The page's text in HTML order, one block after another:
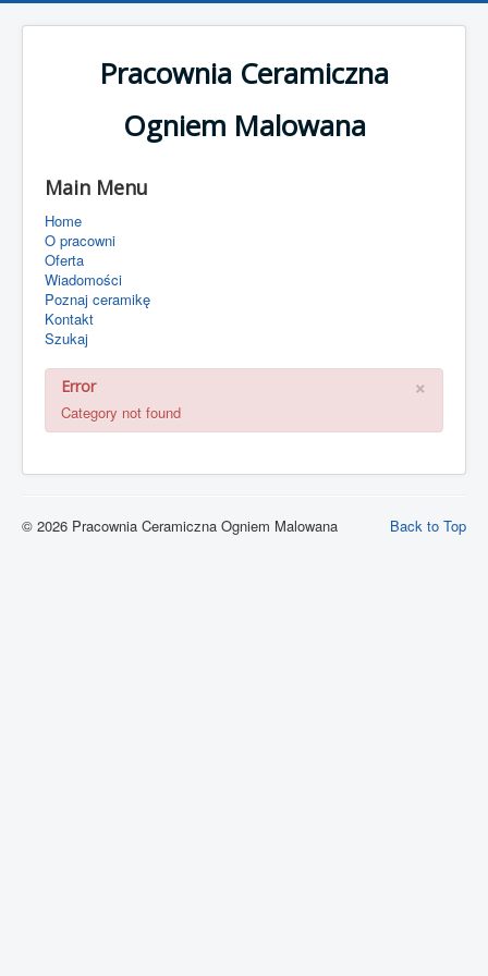
Pracownia Ceramiczna
Ogniem Malowana
Main Menu
Home
O pracowni
Oferta
Wiadomości
Poznaj ceramikę
Kontakt
Szukaj
×
Error
Category not found
Back to Top
© 2026 Pracownia Ceramiczna Ogniem Malowana